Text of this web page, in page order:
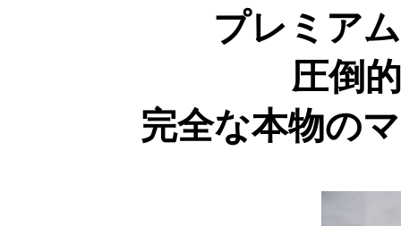
プレミア
圧倒
完全な本物の